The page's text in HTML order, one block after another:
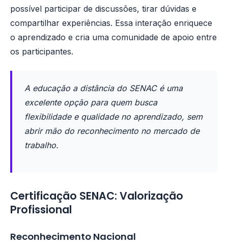
possível participar de discussões, tirar dúvidas e
compartilhar experiências. Essa interação enriquece
o aprendizado e cria uma comunidade de apoio entre
os participantes.
A educação a distância do SENAC é uma
excelente opção para quem busca
flexibilidade e qualidade no aprendizado, sem
abrir mão do reconhecimento no mercado de
trabalho.
Certificação SENAC: Valorização
Profissional
Reconhecimento Nacional